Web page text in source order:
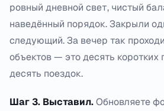
ровный дневной свет, чистый
наведённый порядок. Закрыли
следующий. За вечер так
объектов — это десять коротких
десять поездок.
Шаг 3. Выставил.Обновляете